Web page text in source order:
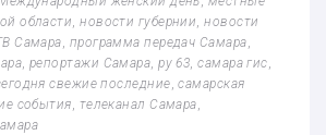
области,новости губернии,новости
Самара, программа передач Самара,
,репортажи Самара,ру 63,самара гис,
свежие последние,самарская
события, телеканал Самара,